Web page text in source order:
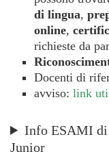
di lingua,
online,
richieste da
Docenti di
avviso: link
Info ESAMI di
Junior